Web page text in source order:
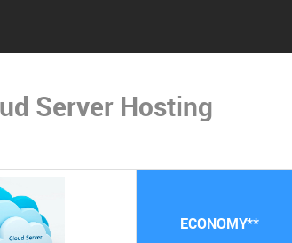
Server Hosting
ECONOMY**